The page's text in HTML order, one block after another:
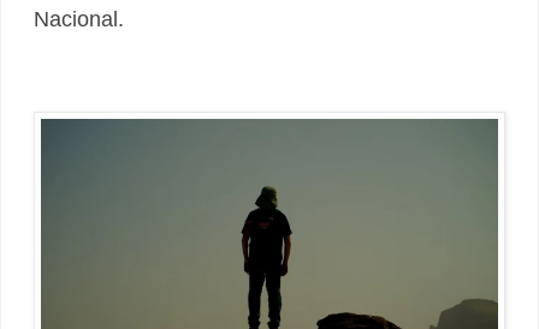
Nacional.